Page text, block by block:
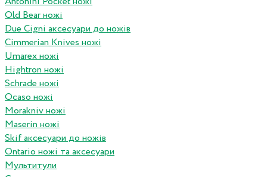
Old Bear ножі
Due Cigni аксесуари до ножів
Cimmerian Knives ножі
Umarex ножі
Hightron ножі
Schrade ножі
Ocaso ножі
Morakniv ножі
Maserin ножі
Skif аксесуари до ножів
Ontario ножі та аксесуари
Мультитули